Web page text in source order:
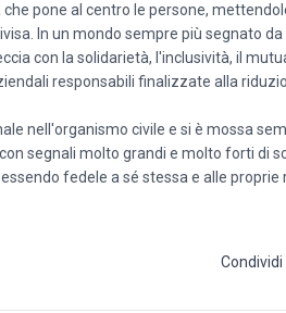
pone al centro le persone,
In un mondo sempre più segnato
con la solidarietà, l'inclusività, il
responsabili finalizzate alla
nell'organismo civile e si è mossa
segnali molto grandi e molto forti di
fedele a sé stessa e alle proprie
Condividi